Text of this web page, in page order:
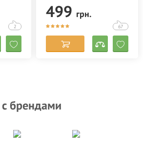
2
499 грн.
67
брендами